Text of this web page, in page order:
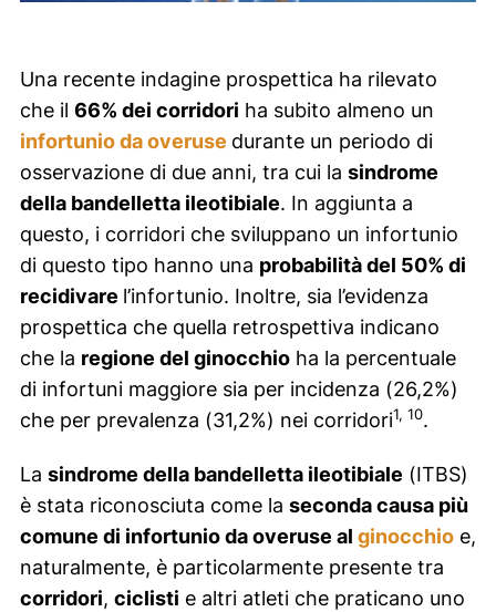
Una recente indagine prospettica ha rilevato
che il 66% dei corridori ha subito almeno un
infortunio daoveruse durante un periodo di
osservazione di due anni, tra cui la sindrome
della bandelletta ileotibiale. In aggiunta a
questo, i corridori che sviluppano un infortunio
di questo tipo hanno una probabilità del 50% di
recidivare l’infortunio. Inoltre, sia l’evidenza
prospettica che quella retrospettiva indicano
che la regione del ginocchioha la percentuale
di infortuni maggiore sia per incidenza (26,2%)
che per prevalenza (31,2%) nei corridori1, 10.
La sindrome della bandelletta ileotibiale (ITBS)
è stata riconosciuta come la seconda causa più
comune di infortunio daoveruse al ginocchioe,
naturalmente, è particolarmente presente tra
corridori, ciclisti e altri atleti che praticano uno